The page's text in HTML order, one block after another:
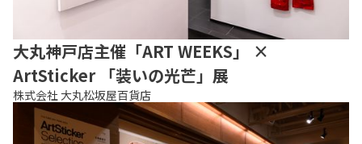
大丸神戸店主催「ART WEEKS」 ×
ArtSticker 「装いの光芒」展
株式会社 大丸松坂屋百貨店